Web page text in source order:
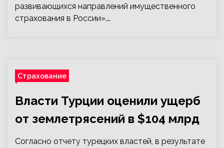
развивающихся направлений имущественного
страхования в России»,…
Страхование
Власти Турции оценили ущерб
от землетрясений в $104 млрд
Согласно отчету турецких властей, в результате